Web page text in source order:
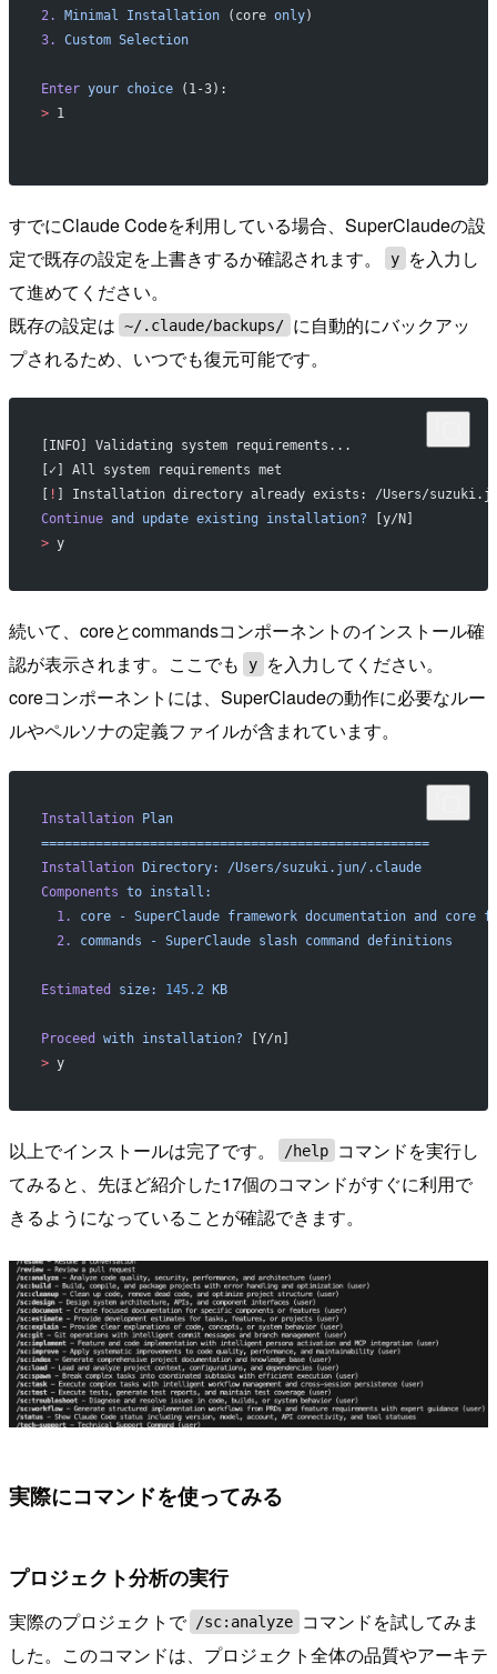
2. Minimal Installation (core only)
3.
Custom Selection
Enter your choice (1-3):
> 1
すでにClaude Codeを利用している場合、SuperClaudeの設
定で既存の設定を上書きするか確認されます。
y
を入力し
て進めてください。
既存の設定は ~/.claude/backups/ に自動的にバックアッ
プされるため、いつでも復元可能です。
[INFO] Validating system requirements...
[✓] All system requirements met
!
] Installation directory already exists: /Users/
Continue and update existing installation? [y/N]
> y
続いて、coreとcommandsコンポーネントのインストール確
認が表示されます。ここでも
y
を入力してください。
coreコンポーネントには、SuperClaudeの動作に必要なルー
ルやペルソナの定義ファイルが含まれています。
Installation Plan
==================================================
Installation Directory:
/Users/suzuki.jun/.claude
Components to install:
  1.
core - SuperClaude framework documentation and core
  2.
commands - SuperClaude slash command definitions
Estimated size: 145.2 KB
Proceed with installation? [Y/n]
> y
以上でインストールは完了です。 /help
コマンドを実行し
てみると、先ほど紹介した17個のコマンドがすぐに利用で
きるようになっていることが確認できます。
実際にコマンドを使ってみる
プロジェクト分析の実行
実際のプロジェクトで /sc:analyze
コマンドを試してみま
した。このコマンドは、プロジェクト全体の品質やアーキテ